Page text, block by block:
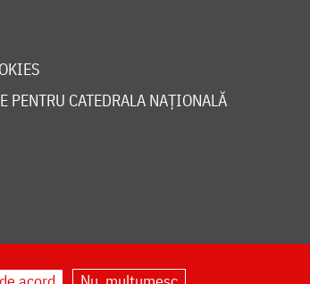
PENTRU CATEDRALA NAȚIONALĂ